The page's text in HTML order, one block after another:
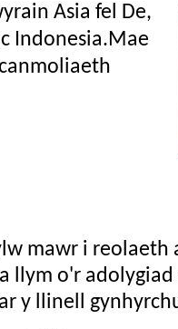
Asia fel De,
Indonesia.Mae
mawr i
llym o'r
y llinell